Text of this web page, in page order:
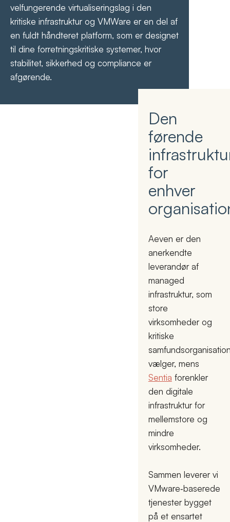
velfungerende virtualiseringslag i den
kritiske infrastruktur og VMWare er en del af
en fuldt håndteret platform, som er designet
til dine forretningskritiske systemer, hvor
stabilitet, sikkerhed og compliance er
afgørende.
Den
førende
for
enhver
Aeven er den
anerkendte
leverandør af
managed
infrastruktur, som
store
virksomheder og
kritiske
vælger, mens
Sentia forenkler
den digitale
infrastruktur for
mellemstore og
mindre
virksomheder.
Sammen leverer vi
VMware‑baserede
tjenester bygget
på et ensartet